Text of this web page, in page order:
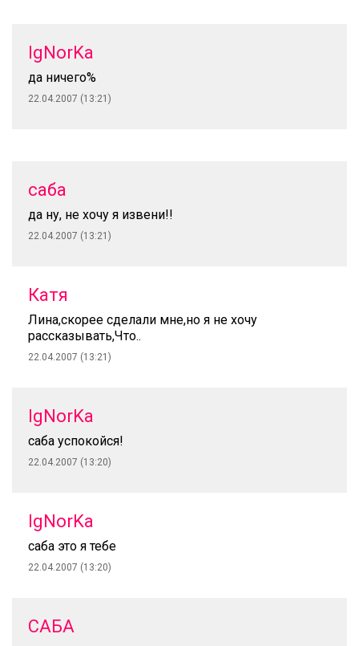
IgNorKa
да ничего%
22.04.2007 (13:21)
саба
да ну, не хочу я извени!!
22.04.2007 (13:21)
Катя
Лина,скорее сделали мне,но я не хочу
рассказывать,Что..
22.04.2007 (13:21)
IgNorKa
саба успокойся!
22.04.2007 (13:20)
IgNorKa
саба это я тебе
22.04.2007 (13:20)
САБА